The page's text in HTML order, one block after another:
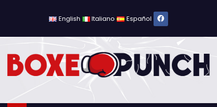
c
English Italiano Español